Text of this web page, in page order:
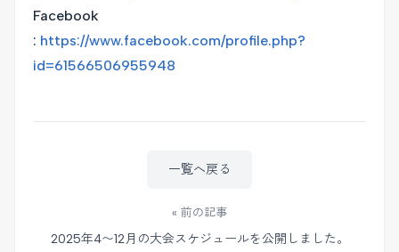
Facebook
: https://www.facebook.com/profile.php?
id=61566506955948
« 前の記事
2025年4〜12月の大会スケジュールを公開しました。
一覧へ戻る